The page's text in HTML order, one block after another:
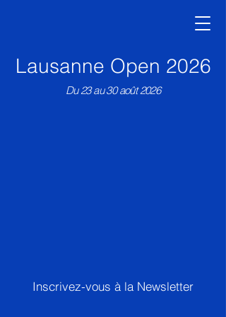
Lausanne Open 2026
Du 23 au 30 août 2026
Inscrivez-vous à la Newsletter